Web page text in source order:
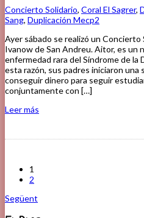
Concierto Solidario, Coral El Sagrer,
Sang, Duplicación Mecp2
Ayer sábado se realizó un
Ivanow de San Andreu. Aitor, es un
enfermedad rara del Síndrome de la
esta razón, sus padres iniciaron una
conseguir dinero para seguir
conjuntamente con […]
Leer más
1
2
Següent